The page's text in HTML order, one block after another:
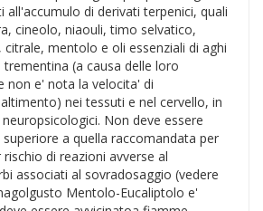
all'accumulo di derivati terpenici, quali
cineolo, niaouli, timo selvatico,
mentolo e oli essenziali di aghi
(a causa delle loro
non e' nota la velocita' di
nei tessuti e nel cervello, in
Non deve essere
a quella raccomandata per
di reazioni avverse al
associati al sovradosaggio (vedere
Mentolo-Eucaliptolo e'